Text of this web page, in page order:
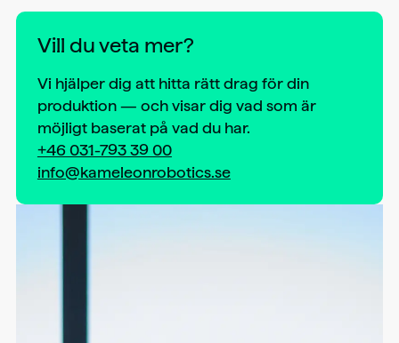
Vill du veta mer?
Vi hjälper dig att hitta rätt drag för din
produktion — och visar dig vad som är
möjligt baserat på vad du har.
+46 031-793 39 00
info@kameleonrobotics.se